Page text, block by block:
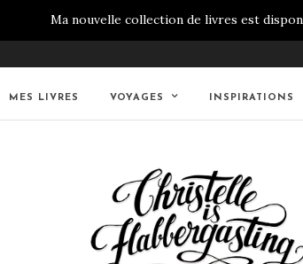
Ma nouvelle collection de livres est
MES LIVRES VOYAGES INSPIRATIONS